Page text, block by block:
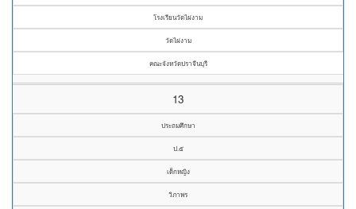
โรงเรียนวัดไผ่งาม
วัดไผ่งาม
คณะจังหวัดปราจีนบุรี
13
ประถมศึกษา
ป.๕
เด็กหญิง
วิภาพร